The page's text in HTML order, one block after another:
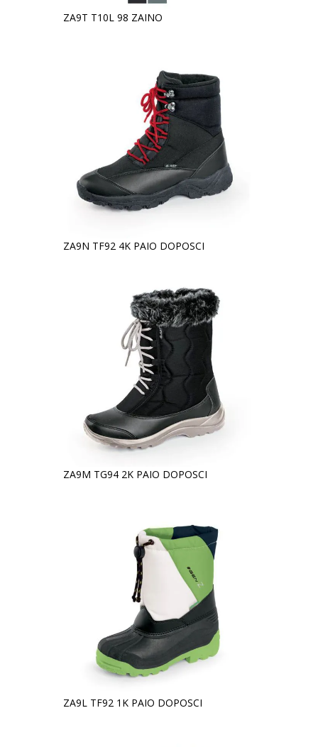
ZA9T T10L 98 ZAINO
ZA9N TF92 4K PAIO DOPOSCI
ZA9M TG94 2K PAIO DOPOSCI
ZA9L TF92 1K PAIO DOPOSCI